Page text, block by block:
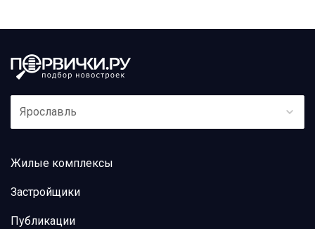
Ярославль
Жилые комплексы
Застройщики
Публикации